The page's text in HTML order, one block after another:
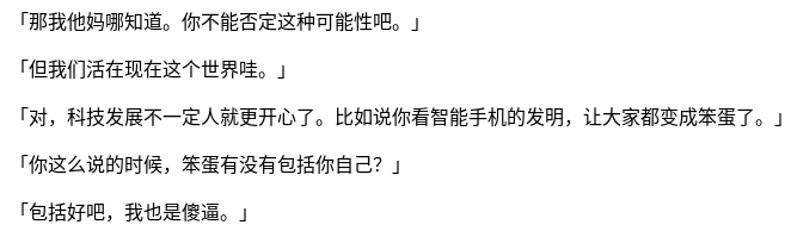
「那我他妈哪知道。你不能否定这种可能性吧。」
「但我们活在现在这个世界哇。」
「对，科技发展不一定人就更开心了。比如说你看智能手机的发明，让大家都变成笨蛋了。」
「你这么说的时候，笨蛋有没有包括你自己？」
「包括好吧，我也是傻逼。」